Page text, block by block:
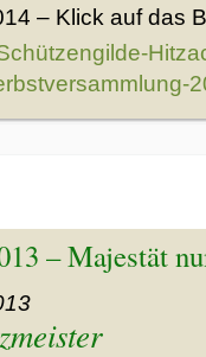
– Klick auf das
– Majestät